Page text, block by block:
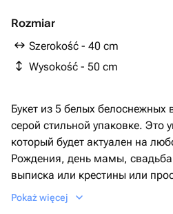
Rozmiar
Szerokość - 40 cm
Wysokość - 50 cm
Букет из 5 белых белоснежных
серой стильной упаковке. Это универсальный цветок,
который будет актуален на
Рождения, день мамы,
выписка или крестины или
бы порадовать дорогого или
Pokaż więcej